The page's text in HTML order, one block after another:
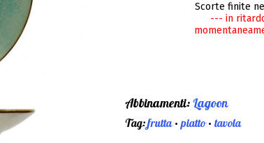
Scorte finite
--- in
Abbinamenti:Lagoon
Tag:frutta•piatto• tavola